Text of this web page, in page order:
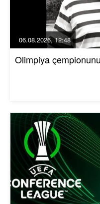
06.08.2026, 12:48
Olimpiya